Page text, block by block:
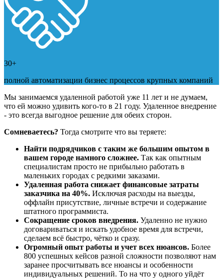
30+
полной автоматизации бизнес процессов крупных компаний
Мы занимаемся удаленной работой уже 11 лет и не думаем,
что ей можно удивить кого-то в 21 году. Удаленное внедрение
- это всегда выгодное решение для обеих сторон.
Сомневаетесь? Тогда смотрите что вы теряете:
Найти подрядчиков с таким же большим опытом в
вашем городе намного сложнее. Так как опытным
специалистам просто не прибыльно работать в
маленьких городах с редкими заказами.
Удаленная работа снижает финансовые затраты
заказчика на 40%. Исключая расходы на выезды,
оффлайн присутствие, личные встречи и содержание
штатного программиста.
Сокращение сроков внедрения. Удаленно не нужно
договариваться и искать удобное время для встречи,
сделаем всё быстро, чётко и сразу.
Огромный опыт работы и учет всех нюансов. Более
800 успешных кейсов разной сложности позволяют нам
заранее просчитывать все нюансы и особенности
индивидуальных решений. То на что у одного уйдёт